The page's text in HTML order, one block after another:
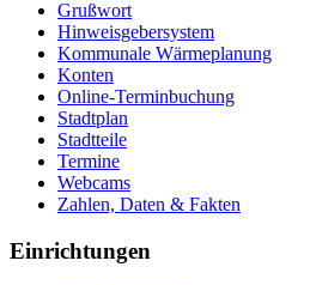
Grußwort
Hinweisgebersystem
Kommunale Wärmeplanung
Konten
Online-Terminbuchung
Stadtplan
Stadtteile
Termine
Webcams
Zahlen, Daten & Fakten
Einrichtungen